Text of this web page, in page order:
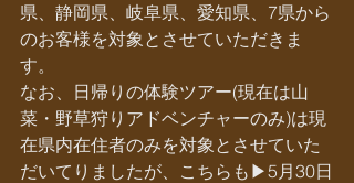
県、静岡県、岐阜県、愛知県、7県から
のお客様を対象とさせていただきま
す。
なお、日帰りの体験ツアー(現在は山
菜・野草狩りアドベンチャーのみ)は現
在県内在住者のみを対象とさせていた
だいてりましたが、こちらも▶︎5月30日